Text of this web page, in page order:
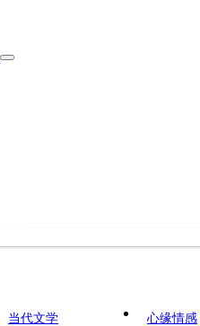
当代文学
心缘情感